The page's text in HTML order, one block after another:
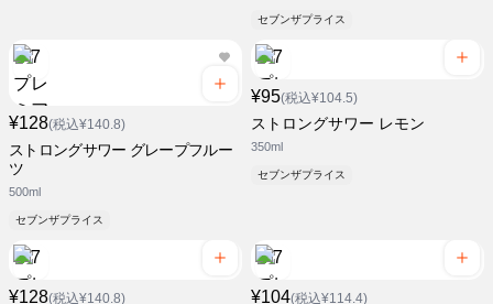
セブンザプライス
¥128(税込¥140.8)
ストロングサワー グレープフルー
ツ
500ml
セブンザプライス
¥95(税込¥104.5)
ストロングサワー レモン
350ml
セブンザプライス
¥128(税込¥140.8) ¥104(税込¥114.4)